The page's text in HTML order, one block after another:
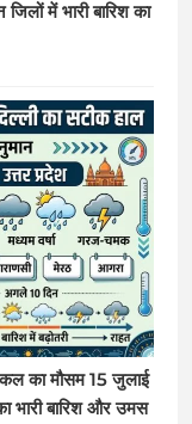
में भारी बारिश का
का मौसम 15 जुलाई
भारी बारिश और उमस